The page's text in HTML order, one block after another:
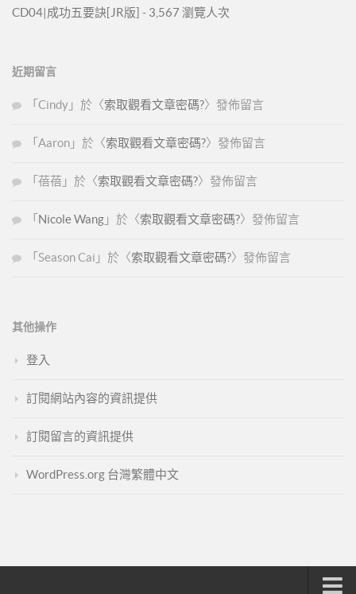
CD04|成功五要訣[JR版] - 3,567 瀏覽人次
近期留言
「 Cindy 」於〈索取觀看文章密碼?〉發佈留言
「 Aaron 」於〈索取觀看文章密碼?〉發佈留言
「 蓓蓓 」於〈索取觀看文章密碼?〉發佈留言
「 Nicole Wang 」於〈索取觀看文章密碼?〉發佈留言
「 Season Cai 」於〈索取觀看文章密碼?〉發佈留言
其他操作
登入
訂閱網站內容的資訊提供
訂閱留言的資訊提供
WordPress.org 台灣繁體中文